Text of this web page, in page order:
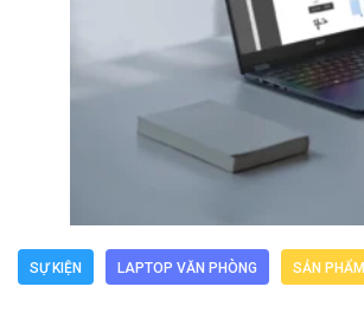
SỰ KIỆN LAPTOP VĂN PHÒNG SẢN PHẨM